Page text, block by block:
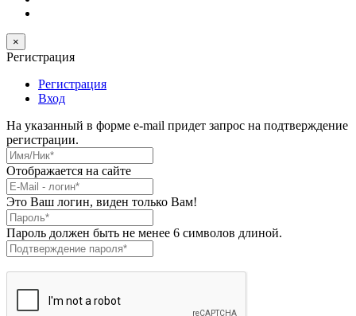
×
Регистрация
Регистрация
Вход
На указанный в форме e-mail придет запрос на подтверждение
регистрации.
Имя/Ник
Отображается на сайте
E-Mail *
Это Ваш логин, виден только Вам!
Пароль*
Пароль должен быть не менее 6 символов длиной.
Подтверждение пароля